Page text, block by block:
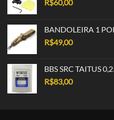
R$60,00
BANDOLEIRA 1
R$49,00
BBS SRC TAITUS
R$83,00